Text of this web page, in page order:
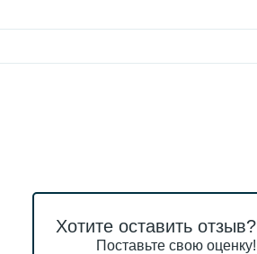
Хотите оставить отзыв?
Поставьте свою оценку!